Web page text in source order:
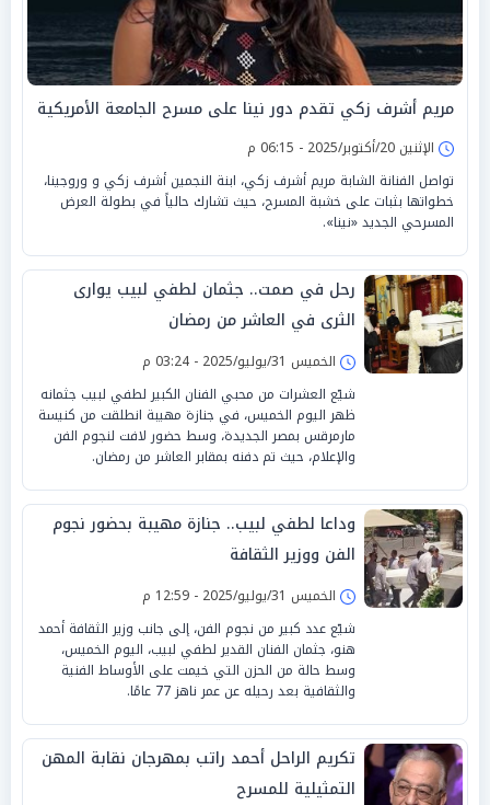
مريم أشرف زكي تقدم دور نينا على مسرح الجامعة الأمريكية
الإثنين 20/أكتوبر/2025 - 06:15 م
تواصل الفنانة الشابة مريم أشرف زكي، ابنة النجمين أشرف زكي و وروجينا،
خطواتها بثبات على خشبة المسرح، حيث تشارك حالياً في بطولة العرض
المسرحي الجديد «نينا».
رحل في صمت.. جثمان لطفي لبيب يوارى
الثرى في العاشر من رمضان
الخميس 31/يوليو/2025 - 03:24 م
شيّع العشرات من محبي الفنان الكبير لطفي لبيب جثمانه
ظهر اليوم الخميس، في جنازة مهيبة انطلقت من كنيسة
مارمرقس بمصر الجديدة، وسط حضور لافت لنجوم الفن
والإعلام، حيث تم دفنه بمقابر العاشر من رمضان.
وداعا لطفي لبيب.. جنازة مهيبة بحضور نجوم
الفن ووزير الثقافة
الخميس 31/يوليو/2025 - 12:59 م
شيّع عدد كبير من نجوم الفن، إلى جانب وزير الثقافة أحمد
هنو، جثمان الفنان القدير لطفي لبيب، اليوم الخميس،
وسط حالة من الحزن التي خيمت على الأوساط الفنية
والثقافية بعد رحيله عن عمر ناهز 77 عامًا.
تكريم الراحل أحمد راتب بمهرجان نقابة المهن
التمثيلية للمسرح